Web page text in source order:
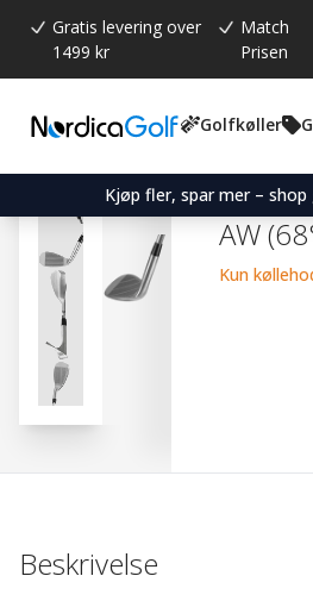
Gratis levering over
1499 kr
Match
Prisen
Golfkøller
Kjøp fler, spar mer – shop
AW
Kun
Beskrivelse